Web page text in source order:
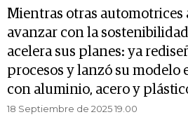
Mientras otras automotrices
avanzar con la
acelera sus planes: ya
procesos y lanzó su
con aluminio, acero y
18 Septiembre de 2025 19.00